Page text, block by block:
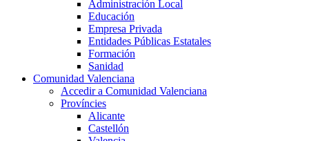
Administración Local
Educación
Empresa Privada
Entidades Públicas Estatales
Formación
Sanidad
Comunidad Valenciana
Accedir a Comunidad Valenciana
Províncies
Alicante
Castellón